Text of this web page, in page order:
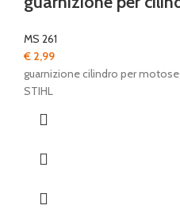
MS 261
€ 2,99
guarnizione cilindro per
STIHL